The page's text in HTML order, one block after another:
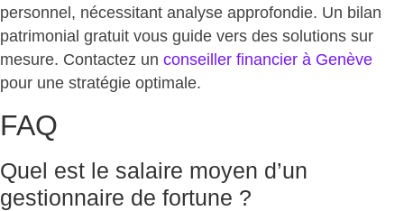
personnel, nécessitant analyse approfondie. Un bilan
patrimonial gratuit vous guide vers des solutions sur
mesure. Contactez un conseiller financier à Genève
pour une stratégie optimale.
FAQ
Quel est le salaire moyen d’un
gestionnaire de fortune ?